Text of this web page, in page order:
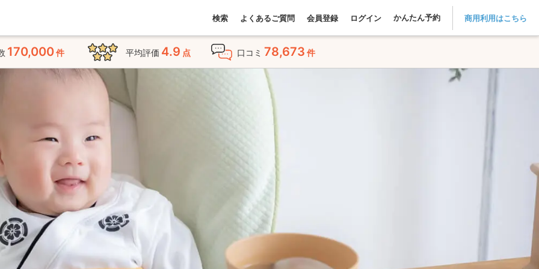
検索 よくあるご質問 会員登録 ログイン かんたん予約 商用利用はこちら
170,000件 平均評価 4.9 点 口コミ 78,673 件